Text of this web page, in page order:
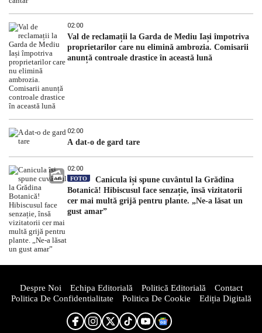
02:00
Val de reclamații la Garda de Mediu Iași împotriva
proprietarilor care nu elimină ambrozia. Comisarii
anunță controale drastice în această lună
02:00
A dat-o de gard tare
02:00
FOTO
Canicula își spune cuvântul la Grădina
Botanică! Hibiscusul face senzație, însă vizitatorii
cer mai multă grijă pentru plante. „Ne-a lăsat un
gust amar”
Despre Noi Echipa Editorială Politică Editorială
Contact
Politica De Confidentialitate
Politica De Cookie Ediția Digitală